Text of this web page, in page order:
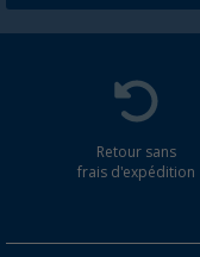
Retour sans
frais d'expédition